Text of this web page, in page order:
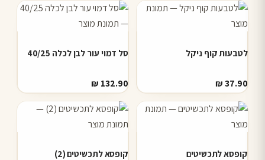
לטבעות קוף ניקל
₪ 37.90
סל דמוי עור לבן לכלה 40/25
₪ 132.90
קופסא לתכשיטים קופסא לתכשיטים (2)